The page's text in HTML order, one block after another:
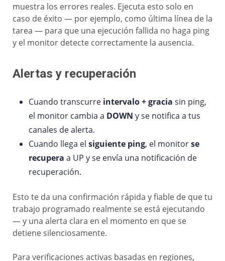
muestra los errores reales. Ejecuta esto solo en
caso de éxito — por ejemplo, como última línea de la
tarea — para que una ejecución fallida no haga ping
y el monitor detecte correctamente la ausencia.
Alertas y recuperación
Cuando transcurre intervalo + gracia sin ping,
el monitor cambia a DOWN y se notifica a tus
canales de alerta.
Cuando llega el siguiente ping, el monitorse
recupera a UP y se envía una notificación de
recuperación.
Esto te da una confirmación rápida y fiable de que tu
trabajo programado realmente se está ejecutando
— y una alerta clara en el momento en que se
detiene silenciosamente.
Para verificaciones activas basadas en regiones,